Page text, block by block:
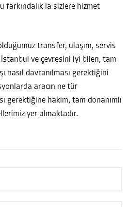
farkındalık la sizlere hizmet
transfer, ulaşım, servis
İstanbul ve çevresini iyi bilen, tam
nasıl davranılması gerektiğini
aracın ne tür
gerektiğine hakim, tam donanımlı
yer almaktadır.